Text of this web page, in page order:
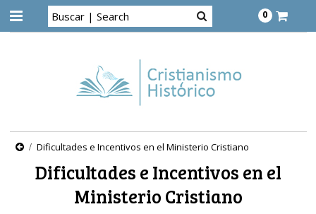
0
Dificultades e Incentivos en el Ministerio Cristiano
Dificultades e Incentivos en el
Ministerio Cristiano